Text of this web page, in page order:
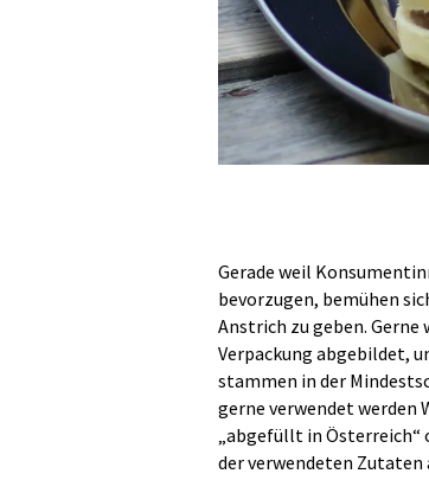
Gerade weil
bevorzugen, bemühen
Anstrich zu geben.
Verpackung abgebildet,
stammen in der
gerne verwendet
„abgefüllt in Österreich“
der verwendeten Zutaten